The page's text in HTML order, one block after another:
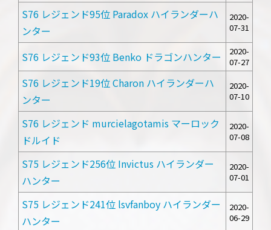
S76 レジェンド95位 Paradox ハイランダーハ
ンター
2020-
07-31
S76 レジェンド93位 Benko ドラゴンハンター
2020-
07-27
S76 レジェンド19位 Charon ハイランダーハ
ンター
2020-
07-10
S76 レジェンド murcielagotamis マーロック
ドルイド
2020-
07-08
S75 レジェンド256位 Invictus ハイランダー
ハンター
2020-
07-01
S75 レジェンド241位 lsvfanboy ハイランダー
ハンター
2020-
06-29